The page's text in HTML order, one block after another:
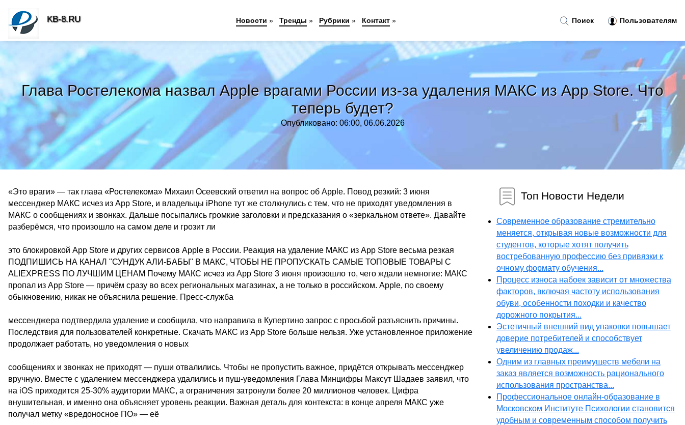
Глава Ростелекома назвал Apple врагами России из-за удаления МАКС из App Store. Что
теперь будет?
Опубликовано: 06:00, 06.06.2026
«Это враги» — так глава «Ростелекома» Михаил Осеевский ответил на вопрос об Apple. Повод резкий: 3 июня
мессенджер МАКС исчез из App Store, и владельцы iPhone тут же столкнулись с тем, что не приходят уведомления в
МАКС о сообщениях и звонках. Дальше посыпались громкие заголовки и предсказания о «зеркальном ответе». Давайте
разберёмся, что произошло на самом деле и грозит ли
это блокировкой App Store и других сервисов Apple в России. Реакция на удаление МАКС из App Store весьма резкая
ПОДПИШИСЬ НА КАНАЛ "СУНДУК АЛИ-БАБЫ" В МАКС, ЧТОБЫ НЕ ПРОПУСКАТЬ САМЫЕ ТОПОВЫЕ ТОВАРЫ С
ALIEXPRESS ПО ЛУЧШИМ ЦЕНАМ Почему МАКС исчез из App Store 3 июня произошло то, чего ждали немногие: МАКС
пропал из App Store — причём сразу во всех региональных магазинах, а не только в российском. Apple, по своему
обыкновению, никак не объяснила решение. Пресс-служба
мессенджера подтвердила удаление и сообщила, что направила в Купертино запрос с просьбой разъяснить причины.
Последствия для пользователей конкретные. Скачать МАКС из App Store больше нельзя. Уже установленное приложение
продолжает работать, но уведомления о новых
сообщениях и звонках не приходят — пуши отвалились. Чтобы не пропустить важное, придётся открывать мессенджер
вручную. Вместе с удалением мессенджера удалились и пуш-уведомления Глава Минцифры Максут Шадаев заявил, что
на iOS приходится 25-30% аудитории МАКС, а ограничения затронули более 20 миллионов человек. Цифра
внушительная, и именно она объясняет уровень реакции. Важная деталь для контекста: в конце апреля МАКС уже
получал метку «вредоносное ПО» — её
Топ Новости Недели
Современное образование стремительно
меняется, открывая новые возможности для
студентов, которые хотят получить
востребованную профессию без привязки к
очному формату обучения...
Процесс износа набоек зависит от множества
факторов, включая частоту использования
обуви, особенности походки и качество
дорожного покрытия...
Эстетичный внешний вид упаковки повышает
доверие потребителей и способствует
увеличению продаж...
Одним из главных преимуществ мебели на
заказ является возможность рационального
использования пространства...
Профессиональное онлайн-образование в
Московском Институте Психологии становится
удобным и современным способом получить
Поиск Пользователям
KB-8.RU Новости » Тренды » Рубрики » Контакт »